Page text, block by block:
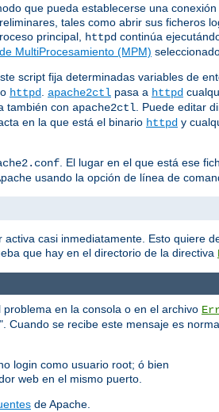
que pueda establecerse una
tales como abrir sus ficheros
principal, httpd continúa
MultiProcesamiento (MPM)
script fija determinadas variables de
httpd apache2ctl pasa a httpd
también con apache2ctl . Puede editar
en la que está el binario httpd y
. El lugar en el que está ese
usando la opción de línea de
casi inmediatamente. Esto quiere
que hay en el directorio de la directiva
en la consola o en el archivo
". Cuando se recibe este mensaje es
login como usuario root; ó bien
web en el mismo puerto.
de Apache.